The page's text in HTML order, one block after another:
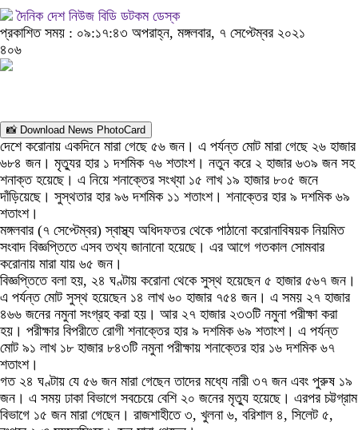
দৈনিক দেশ নিউজ বিডি ডটকম ডেস্ক
প্রকাশিত সময় : ০৯:১৭:৪৩ অপরাহ্ন, মঙ্গলবার, ৭ সেপ্টেম্বর ২০২১
৪০৬
📸 Download News PhotoCard
দেশে করোনায় একদিনে মারা গেছে ৫৬ জন। এ পর্যন্ত মোট মারা গেছে ২৬ হাজার
৬৮৪ জন। মৃত্যুর হার ১ দশমিক ৭৬ শতাংশ। নতুন করে ২ হাজার ৬৩৯ জন সহ
শনাক্ত হয়েছে। এ নিয়ে শনাক্তের সংখ্যা ১৫ লাখ ১৯ হাজার ৮০৫ জনে
দাঁড়িয়েছে। সুস্থতার হার ৯৬ দশমিক ১১ শতাংশ। শনাক্তের হার ৯ দশমিক ৬৯
শতাংশ।
মঙ্গলবার (৭ সেপ্টেম্বর) স্বাস্থ্য অধিদফতর থেকে পাঠানো করোনাবিষয়ক নিয়মিত
সংবাদ বিজ্ঞপ্তিতে এসব তথ্য জানানো হয়েছে। এর আগে গতকাল সোমবার
করোনায় মারা যায় ৬৫ জন।
বিজ্ঞপ্তিতে বলা হয়, ২৪ ঘণ্টায় করোনা থেকে সুস্থ হয়েছেন ৫ হাজার ৫৬৭ জন।
এ পর্যন্ত মোট সুস্থ হয়েছেন ১৪ লাখ ৬০ হাজার ৭৫৪ জন। এ সময় ২৭ হাজার
৪৬৬ জনের নমুনা সংগ্রহ করা হয়। আর ২৭ হাজার ২৩৩টি নমুনা পরীক্ষা করা
হয়। পরীক্ষার বিপরীতে রোগী শনাক্তের হার ৯ দশমিক ৬৯ শতাংশ। এ পর্যন্ত
মোট ৯১ লাখ ১৮ হাজার ৮৪৩টি নমুনা পরীক্ষায় শনাক্তের হার ১৬ দশমিক ৬৭
শতাংশ।
গত ২৪ ঘণ্টায় যে ৫৬ জন মারা গেছেন তাদের মধ্যে নারী ৩৭ জন এবং পুরুষ ১৯
জন। এ সময় ঢাকা বিভাগে সবচেয়ে বেশি ২০ জনের মৃত্যু হয়েছে। এরপর চট্টগ্রাম
বিভাগে ১৫ জন মারা গেছেন। রাজশাহীতে ৩, খুলনা ৬, বরিশাল ৪, সিলেট ৫,